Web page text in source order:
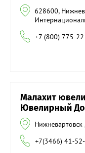
628600,
+7 (800) 775-
Малахит
Ювелирный
+7(3466) 41-